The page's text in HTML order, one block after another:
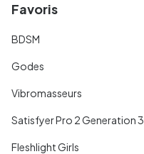
Favoris
BDSM
Godes
Vibromasseurs
Satisfyer Pro 2 Generation 3
Fleshlight Girls